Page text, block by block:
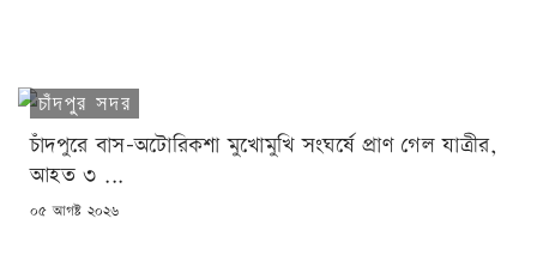
চাঁদপুর সদর
চাঁদপুরে বাস-অটোরিকশা মুখোমুখি সংঘর্ষে প্রাণ গেল যাত্রীর,
আহত ৩ ...
POSTED
০৫ আগষ্ট ২০২৬